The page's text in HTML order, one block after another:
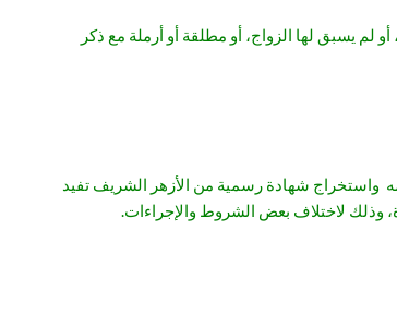
لم يسبق لها الزواج، أو مطلقة أو أرملة مع ذكر
واستخراج شهادة رسمية من الأزهر الشريف تفيد
وذلك لاختلاف بعض الشروط والإجراءات.